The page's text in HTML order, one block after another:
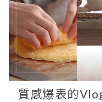
質感爆表的